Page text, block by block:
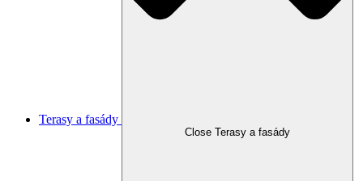
Terasy a fasády
Close Terasy a fasády